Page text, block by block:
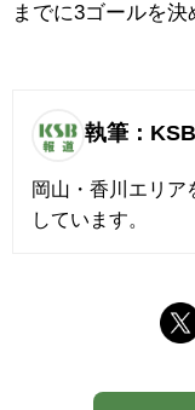
までに3ゴールを決
執筆：
岡山・香川エリア
しています。